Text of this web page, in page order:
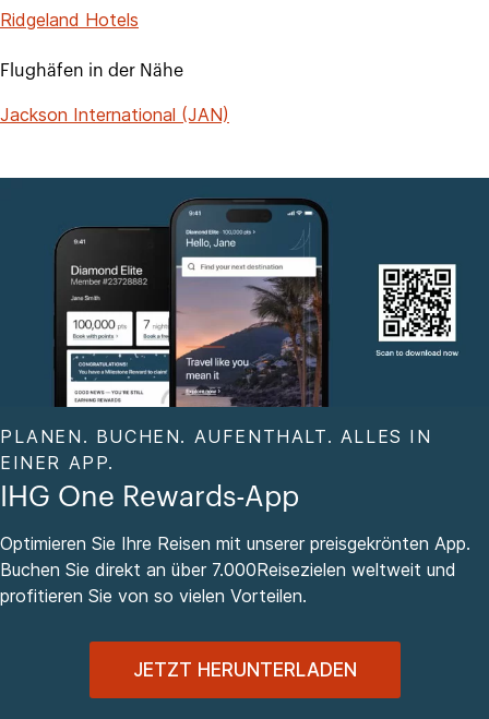
Ridgeland Hotels
Flughäfen in der Nähe
Jackson International (JAN)
PLANEN. BUCHEN. AUFENTHALT. ALLES IN
EINER APP.
IHG One Rewards-App
Optimieren Sie Ihre Reisen mit unserer preisgekrönten App.
Buchen Sie direkt an über 7.000Reisezielen weltweit und
profitieren Sie von so vielen Vorteilen.
JETZT HERUNTERLADEN